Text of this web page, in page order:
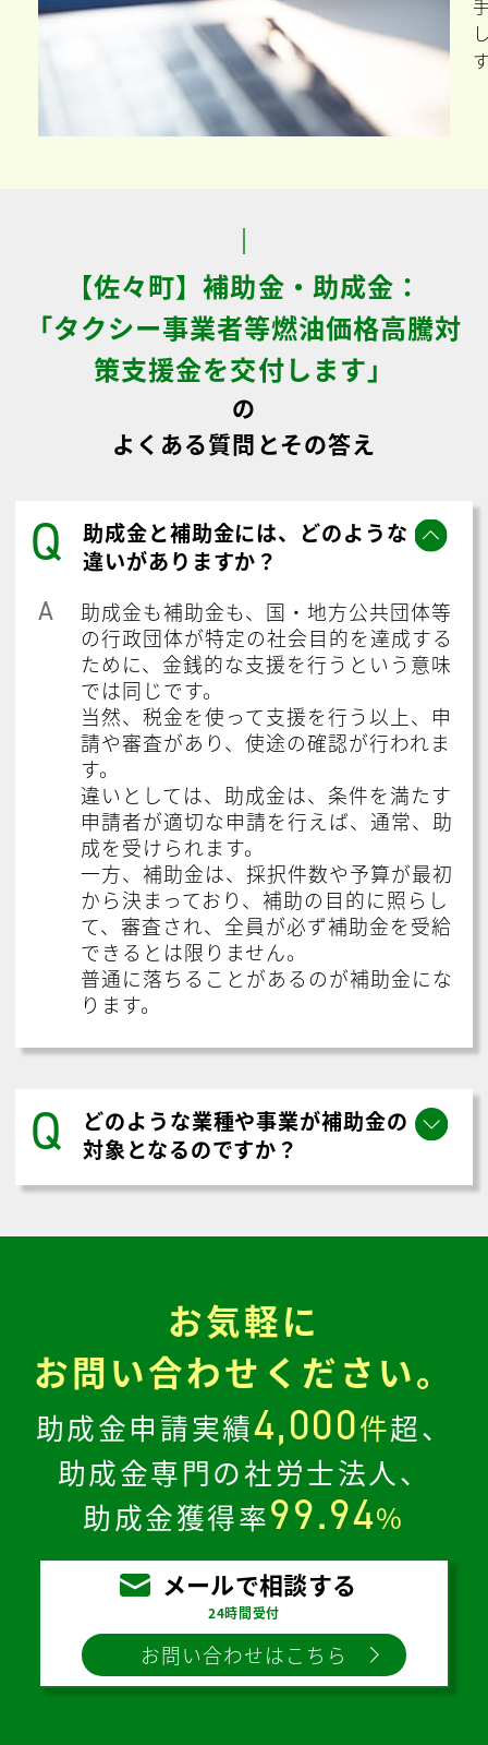
【佐々町】補助金・助成金：
「タクシー事業者等燃油価格高騰対
策支援金を交付します」
の
よくある質問とその答え
Q
助成金と補助金には、どのような
違いがありますか？
A
助成金も補助金も、国・地方公共団体等
の行政団体が特定の社会目的を達成する
ために、金銭的な支援を行うという意味
では同じです。
当然、税金を使って支援を行う以上、申
請や審査があり、使途の確認が行われま
す。
違いとしては、助成金は、条件を満たす
申請者が適切な申請を行えば、通常、助
成を受けられます。
一方、補助金は、採択件数や予算が最初
から決まっており、補助の目的に照らし
て、審査され、全員が必ず補助金を受給
できるとは限りません。
普通に落ちることがあるのが補助金にな
ります。
Q
どのような業種や事業が補助金の
対象となるのですか？
お気軽に
お問い合わせください。
助成金申請実績4,000件超、
助成金専門の社労士法人、
助成金獲得率99.94%
メールで相談する
24時間受付
お問い合わせはこちら